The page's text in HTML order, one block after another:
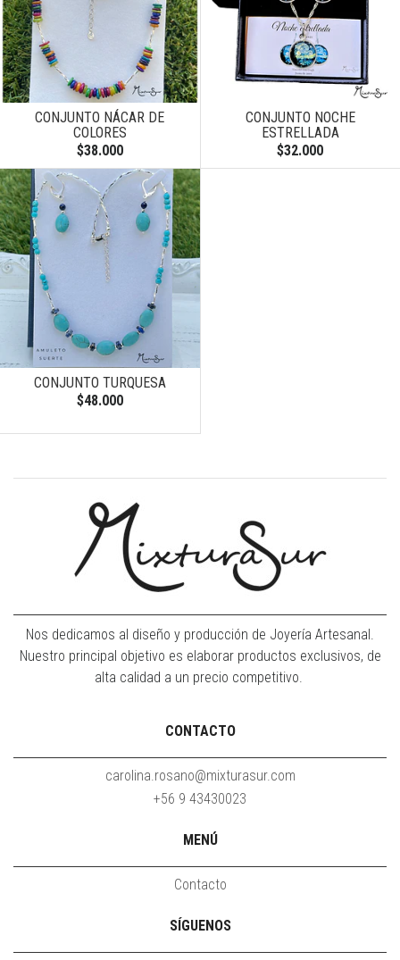
CONJUNTO NÁCAR DE
COLORES
$38.000
CONJUNTO NOCHE
ESTRELLADA
$32.000
CONJUNTO TURQUESA
$48.000
Nos dedicamos al diseño y producción de Joyería Artesanal.
Nuestro principal objetivo es elaborar productos exclusivos, de
alta calidad a un precio competitivo.
CONTACTO
carolina.rosano@mixturasur.com
+56 9 43430023
MENÚ
Contacto
SÍGUENOS